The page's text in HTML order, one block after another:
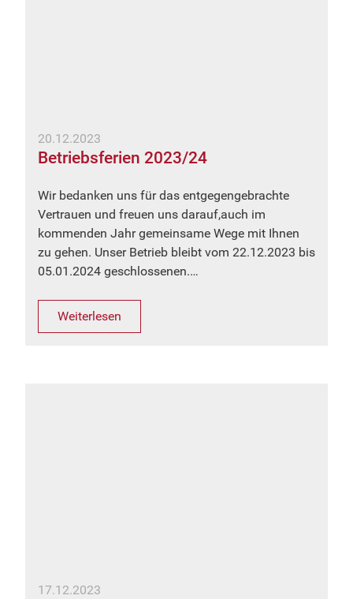
20.12.2023
Betriebsferien 2023/24
Wir bedanken uns für das entgegengebrachte
Vertrauen und freuen uns darauf,auch im
kommenden Jahr gemeinsame Wege mit Ihnen
zu gehen. Unser Betrieb bleibt vom 22.12.2023 bis
05.01.2024 geschlossenen.…
Weiterlesen
17.12.2023